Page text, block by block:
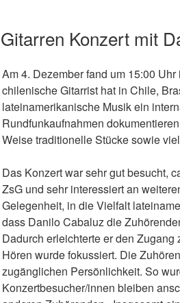
Gitarren Konzert mit
Am 4. Dezember fand um 15:00
chilenische Gitarrist hat in Chile,
lateinamerikanische Musik ein
Rundfunkaufnahmen
Weise traditionelle Stücke sowie
Das Konzert war sehr gut besucht,
ZsG und sehr interessiert an
Gelegenheit, in die Vielfalt
dass Danilo Cabaluz die
Dadurch erleichterte er den
Hören wurde fokussiert. Die
zugänglichen Persönlichkeit. So
Konzertbesucher/innen bleiben